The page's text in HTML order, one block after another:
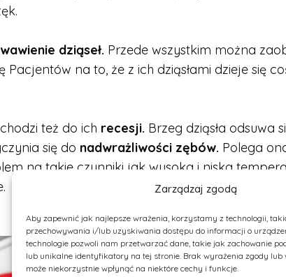
Zarządzaj zgodą
Aby zapewnić jak najlepsze wrażenia, korzystamy z technologii,
przechowywania i/lub uzyskiwania dostępu do informacji o
technologie pozwoli nam przetwarzać dane, takie jak zachowanie
lub unikalne identyfikatory na tej stronie. Brak wyrażenia zgody lub
może niekorzystnie wpłynąć na niektóre cechy i funkcje.
dziąseł. Przede wszystkim można
na to, że z ich dziąsłami dzieje się
też do ich recesji. Brzeg dziąsła odsuwa
się do nadwrażliwości zębów. Polega
na takie czynniki jak wysoka i niska